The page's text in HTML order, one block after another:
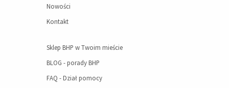
Nowości
Kontakt
Sklep BHP w Twoim mieście
BLOG - porady BHP
FAQ - Dział pomocy